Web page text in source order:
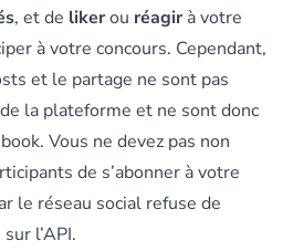
, et de likerou réagir à votre
à votre concours. Cependant,
et le partage ne sont pas
la plateforme et ne sont donc
Vous ne devez pas non
de s’abonner à votre
le réseau social refuse de
l’API.